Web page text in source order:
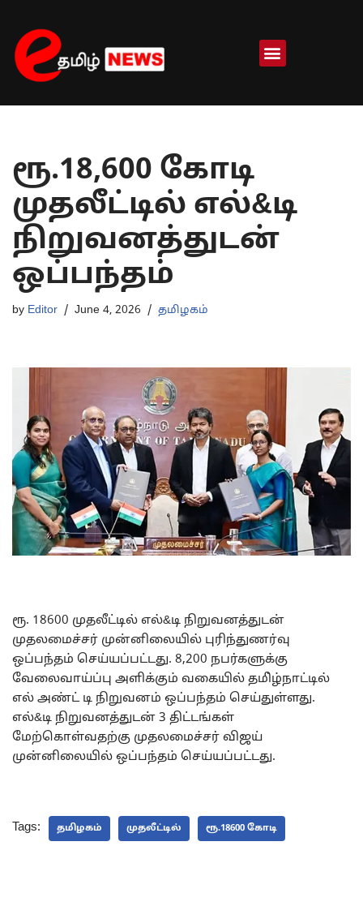
Skip
to
content
ரூ.18,600 கோடி
முதலீட்டில் எல்&டி
நிறுவனத்துடன்
ஒப்பந்தம்
by Editor June 4, 2026 தமிழகம்
ரூ. 18600 முதலீட்டில் எல்&டி நிறுவனத்துடன்
முதலமைச்சர் முன்னிலையில் புரிந்துணர்வு
ஒப்பந்தம் செய்யப்பட்டது. 8,200 நபர்களுக்கு
வேலைவாய்ப்பு அளிக்கும் வகையில் தமி்ழ்நாட்டில்
எல் அண்ட் டி நிறுவனம் ஒப்பந்தம் செய்துள்ளது.
எல்&டி நிறுவனத்துடன் 3 திட்டங்கள்
மேற்கொள்வதற்கு முதலமைச்சர் விஜய்
முன்னிலையில் ஒப்பந்தம் செய்யப்பட்டது.
Tags: தமிழகம் முதலீட்டில் ரூ.18600 கோடி